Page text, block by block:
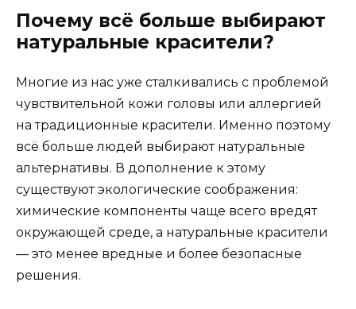
Почему всё больше выбирают
натуральные красители?
Многие из нас уже сталкивались с проблемой
чувствительной кожи головы или аллергией
на традиционные красители. Именно поэтому
всё больше людей выбирают натуральные
альтернативы. В дополнение к этому
существуют экологические соображения:
химические компоненты чаще всего вредят
окружающей среде, а натуральные красители
— это менее вредные и более безопасные
решения.